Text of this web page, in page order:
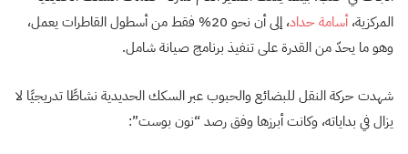
المركزية،أسامة حداد
، إلى أن نحو 20% فقط من أسطول القاطرات يعمل،
وهو ما يحدّ من القدرة على تنفيذ برنامج صيانة شامل.
شهدت حركة النقل للبضائع والحبوب عبر السكك الحديدية نشاطًا تدريجيًا لا
يزال في بداياته، وكانت أبرزها وفق رصد “نون بوست”: